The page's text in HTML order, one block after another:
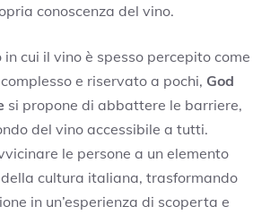
conoscenza del vino.
in cui il vino è spesso percepito come
e riservato a pochi, God
si propone di abbattere le barriere,
del vino accessibile a tutti.
le persone a un elemento
cultura italiana, trasformando
in un’esperienza di scoperta e